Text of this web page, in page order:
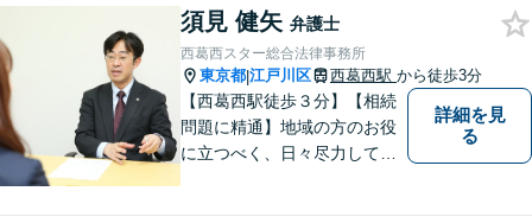
須見 健矢 弁護士
西葛西スター総合法律事務所
東京都|江戸川区 西葛西駅 から徒歩3分
【西葛西駅徒歩３分】【相続
問題に精通】地域の方のお役
に立つべく、日々尽力してお
詳細を見
る